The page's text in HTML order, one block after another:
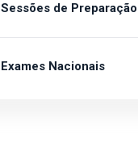
Sessões de Preparação
Exames Nacionais